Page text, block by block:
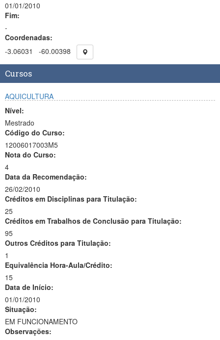
01/01/2010
Fim:
-
Coordenadas:
-3.06031
-60.00398
Cursos
AQUICULTURA
Nível:
Mestrado
Código do Curso:
12006017003M5
Nota do Curso:
4
Data da Recomendação:
26/02/2010
Créditos em Disciplinas para Titulação:
25
Créditos em Trabalhos de Conclusão para Titulação:
95
Outros Créditos para Titulação:
1
Equivalência Hora-Aula/Crédito:
15
Data de Início:
01/01/2010
Situação:
EM FUNCIONAMENTO
Observações: